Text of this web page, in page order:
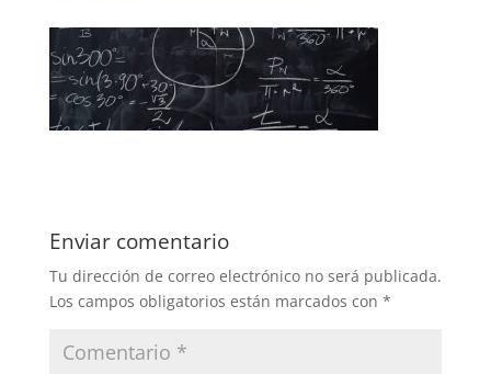
Enviar comentario
Tu dirección de correo electrónico no será publicada.
Los campos obligatorios están marcados con *